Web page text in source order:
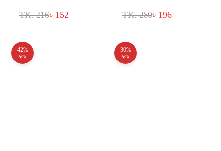
TK. 216৳ 152 TK. 280৳ 196
42%
ছাড়
30%
ছাড়